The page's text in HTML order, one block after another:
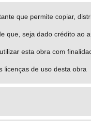
que permite copiar,
que, seja dado crédito ao
esta obra com
licenças de uso desta obra